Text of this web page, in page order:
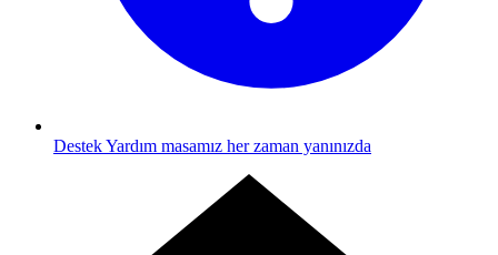
DestekYardım masamız her zaman yanınızda